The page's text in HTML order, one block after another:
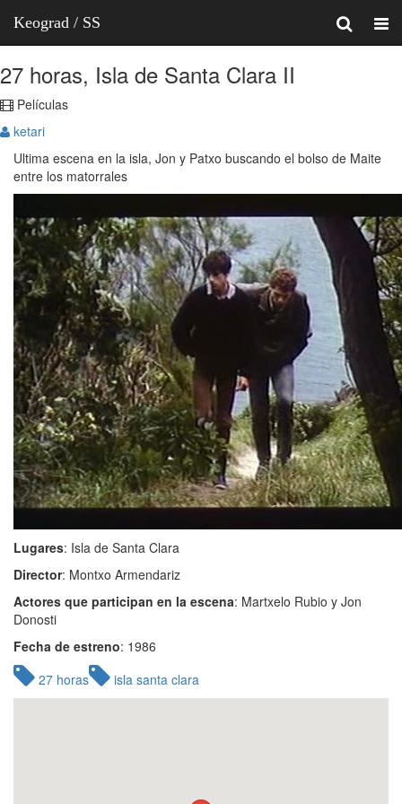
Keograd / SS
27 horas, Isla de Santa Clara II
Películas
ketari
Ultima escena en la isla, Jon y Patxo buscando el bolso de Maite
entre los matorrales
Lugares: Isla de Santa Clara
Director: Montxo Armendariz
Actores que participan en la escena: Martxelo Rubio y Jon
Donosti
Fecha de estreno: 1986
27 horas
isla santa clara